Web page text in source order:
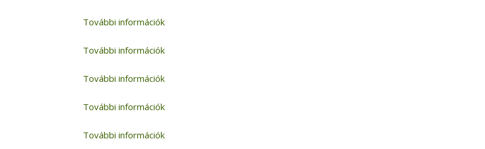
További információk
További információk
További információk
További információk
További információk